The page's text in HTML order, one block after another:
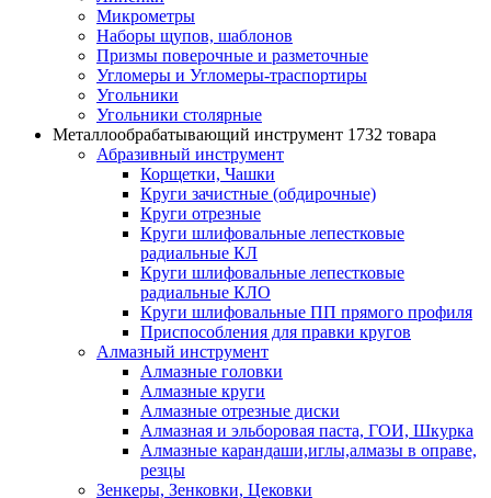
Микрометры
Наборы щупов, шаблонов
Призмы поверочные и разметочные
Угломеры и Угломеры-траспортиры
Угольники
Угольники столярные
Металлообрабатывающий инструмент 1732 товара
Абразивный инструмент
Корщетки, Чашки
Круги зачистные (обдирочные)
Круги отрезные
Круги шлифовальные лепестковые
радиальные КЛ
Круги шлифовальные лепестковые
радиальные КЛО
Круги шлифовальные ПП прямого профиля
Приспособления для правки кругов
Алмазный инструмент
Алмазные головки
Алмазные круги
Алмазные отрезные диски
Алмазная и эльборовая паста, ГОИ, Шкурка
Алмазные карандаши,иглы,алмазы в оправе,
резцы
Зенкеры, Зенковки, Цековки